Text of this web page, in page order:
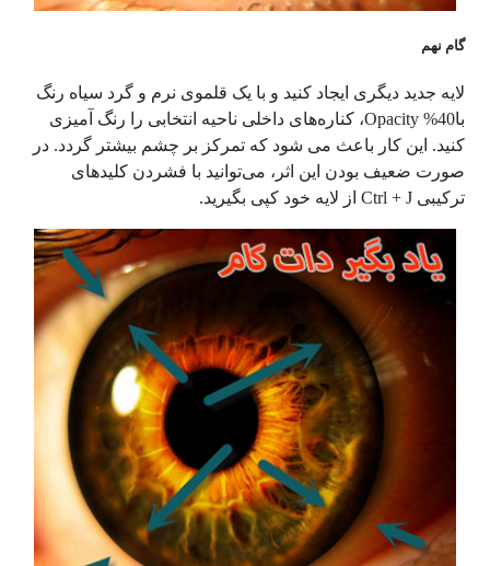
گام نهم
لایه جدید دیگری ایجاد کنید و با یک قلموی نرم و گرد سیاه رنگ
با40% Opacity
، کناره‌های داخلی ناحیه انتخابی را رنگ آمیزی
کنید. این کار باعث می شود که تمرکز بر چشم بیشتر گردد. در
صورت ضعیف بودن این اثر، می‌توانید با فشردن کلیدهای
ترکیبی Ctrl + J از لایه خود کپی بگیرید.